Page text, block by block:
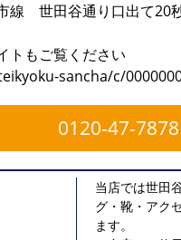
通り口出て20秒 世
もご覧ください
sancha/c/
0120-47-7878
当店では世田
グ・靴・アク
ます。